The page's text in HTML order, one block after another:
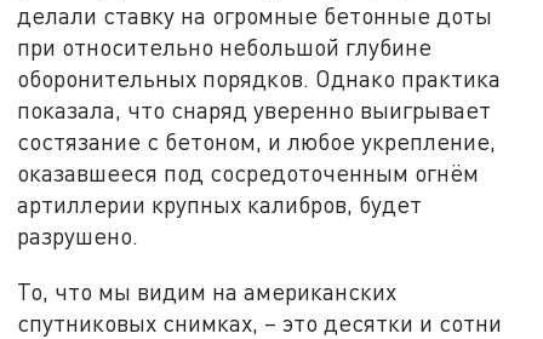
делали ставку на огромные бетонные доты
при относительно небольшой глубине
оборонительных порядков. Однако практика
показала, что снаряд уверенно выигрывает
состязание с бетоном, и любое укрепление,
оказавшееся под сосредоточенным огнём
артиллерии крупных калибров, будет
разрушено.
То, что мы видим на американских
спутниковых снимках, – это десятки и сотни